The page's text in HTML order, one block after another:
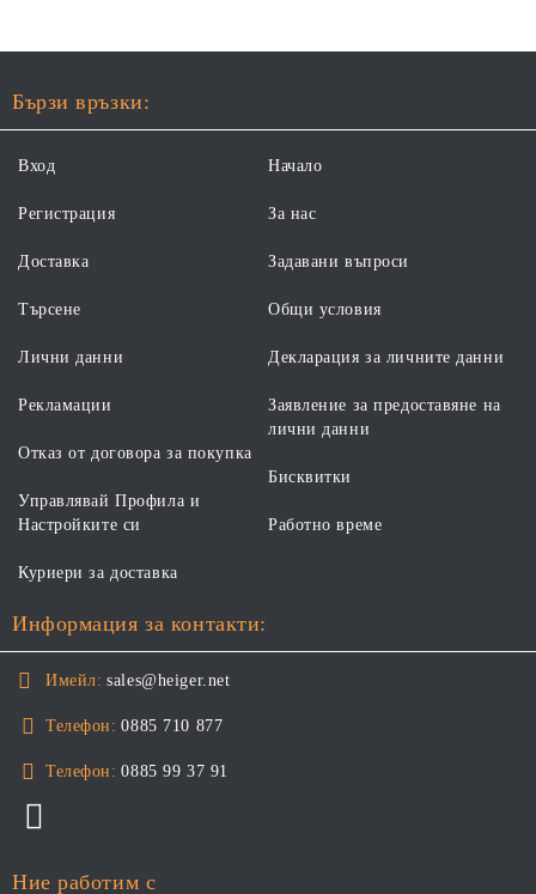
Бързи връзки:
Вход
Регистрация
Доставка
Търсене
Начало
За нас
Задавани въпроси
Общи условия
Лични данни
Рекламации
Отказ от договора за покупка
Управлявай Профила и
Настройките си
Декларация за личните данни
Заявление за предоставяне на
лични данни
Бисквитки
Работно време
Куриери за доставка
Информация за контакти:
Имейл: sales@heiger.net
Телефон: 0885 710 877
Телефон: 0885 99 37 91
Ние работим с